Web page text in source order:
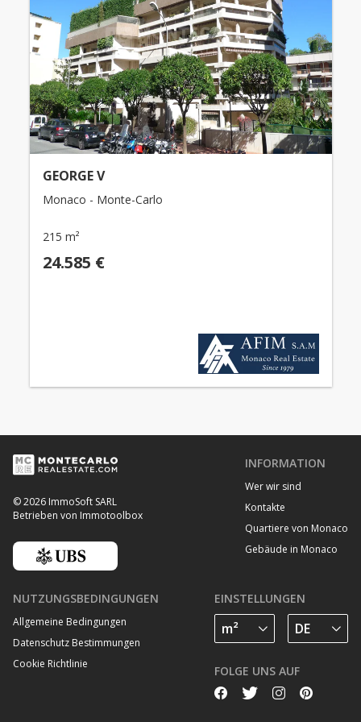
GEORGE V
Monaco - Monte-Carlo
215 m²
24.585 €
© 2026 ImmoSoft SARL
Betrieben von Immotoolbox
INFORMATION
Wer wir sind
Kontakte
Quartiere von Monaco
Gebäude in Monaco
NUTZUNGSBEDINGUNGEN
Allgemeine Bedingungen
Datenschutz Bestimmungen
Cookie Richtlinie
EINSTELLUNGEN
FOLGE UNS AUF